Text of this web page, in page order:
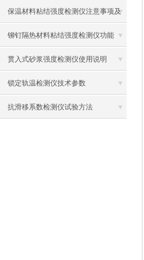
操作方法
保温材料粘结强度检测仪注意事项及
保养
铆钉隔热材料粘结强度检测仪功能
贯入式砂浆强度检测仪使用说明
锁定轨温检测仪技术参数
抗滑移系数检测仪试验方法